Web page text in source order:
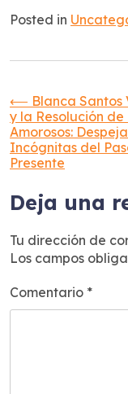
Posted in
de
entradas
⟵ Blanca Santos
y la Resolución de
Amorosos:
Incógnitas del
Presente
Deja una
Tu dirección de
Los campos
Comentario *